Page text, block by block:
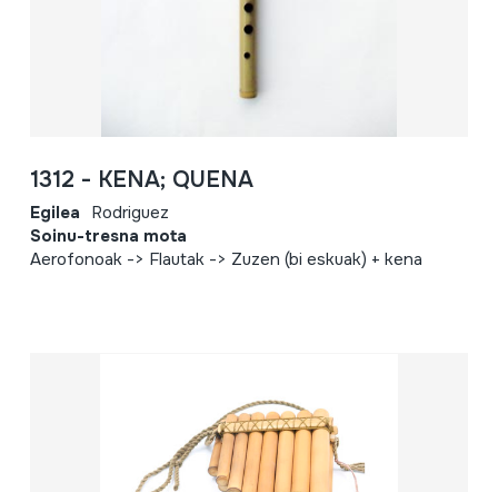
1312 - KENA; QUENA
Egilea Rodriguez
Soinu-tresna mota
Aerofonoak -> Flautak -> Zuzen (bi eskuak) + kena